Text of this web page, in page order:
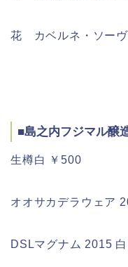
花 カベルネ・ソー
■島之内フジマル醸
生樽白 ￥500
オオサカデラウェア
DSLマグナム 2015